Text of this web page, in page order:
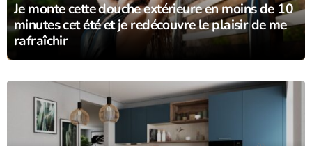
Je monte cette douche extérieure en moins de 10
minutes cet été et je redécouvre le plaisir de me
rafraîchir